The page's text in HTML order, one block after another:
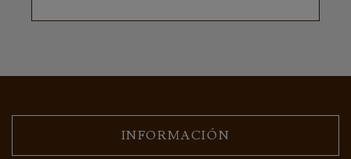
INFORMACIÓN